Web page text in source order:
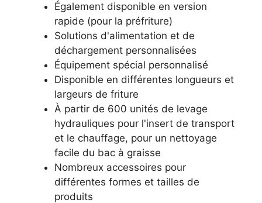
Également disponible en version
rapide (pour la préfriture)
Solutions d'alimentation et de
déchargement personnalisées
Équipement spécial personnalisé
Disponible en différentes longueurs et
largeurs de friture
À partir de 600 unités de levage
hydrauliques pour l'insert de transport
et le chauffage, pour un nettoyage
facile du bac à graisse
Nombreux accessoires pour
différentes formes et tailles de
produits